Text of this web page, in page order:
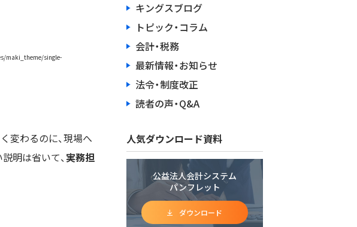
変わるのに、現場へ
明は省いて、 実務担
キングスブログ
トピック・コラム
会計・税務
最新情報・お知らせ
法令・制度改正
読者の声・Q&A
人気ダウンロード資料
公益法人会計システム
パンフレット
ダウンロード